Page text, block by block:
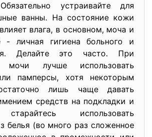
устраивайте для
ванны. На состояние кожи
влага, в основном, моча и
- личная гигиена больного и
Делайте это часто. При
мочи лучше использовать
памперсы, хотя некоторым
лишь чаще давать
средств на подкладки и
использовать
белья (во много раз сложенное